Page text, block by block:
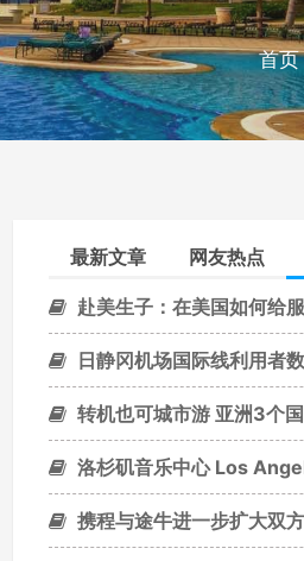
首页
最新文章 网友热点
赴美生子：在美国如何给服务
日静冈机场国际线利用者数创新高
转机也可城市游 亚洲3个国际机场的
洛杉矶音乐中心 Los Angeles
携程与途牛进一步扩大双